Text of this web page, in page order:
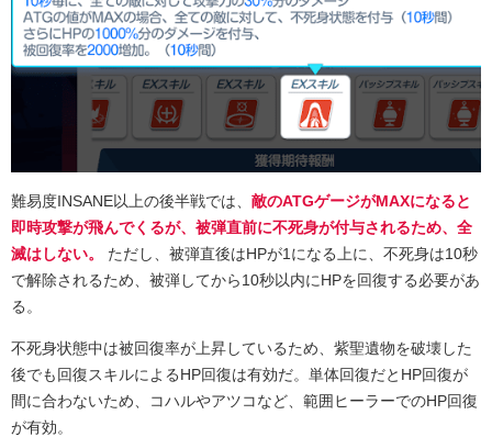
難易度INSANE以上の後半戦では、 敵のATGゲージがMAXになると
即時攻撃が飛んでくるが、被弾直前に不死身が付与されるため、全
滅はしない。
ただし、被弾直後はHPが1になる上に、不死身は10秒
で解除されるため、被弾してから10秒以内にHPを回復する必要があ
る。
不死身状態中は被回復率が上昇しているため、紫聖遺物を破壊した
後でも回復スキルによるHP回復は有効だ。単体回復だとHP回復が
間に合わないため、コハルやアツコなど、範囲ヒーラーでのHP回復
が有効。